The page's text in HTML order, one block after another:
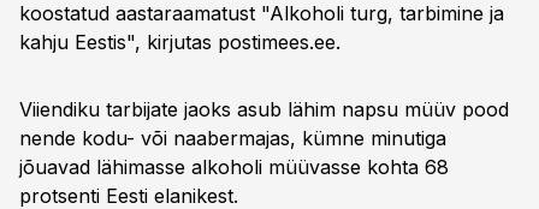
koostatud aastaraamatust "Alkoholi turg, tarbimine ja
kahju Eestis", kirjutas postimees.ee.
Viiendiku tarbijate jaoks asub lähim napsu müüv pood
nende kodu- või naabermajas, kümne minutiga
jõuavad lähimasse alkoholi müüvasse kohta 68
protsenti Eesti elanikest.